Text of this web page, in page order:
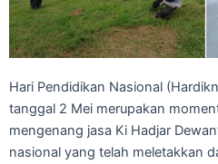
Hari Pendidikan Nasional
tanggal 2 Mei merupakan
mengenang jasa Ki Hadjar
nasional yang telah meletakkan